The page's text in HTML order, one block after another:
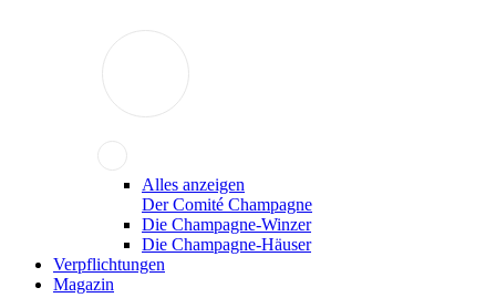
Alles anzeigen
Der Comité Champagne
Die Champagne-Winzer
Die Champagne-Häuser
Verpflichtungen
Magazin